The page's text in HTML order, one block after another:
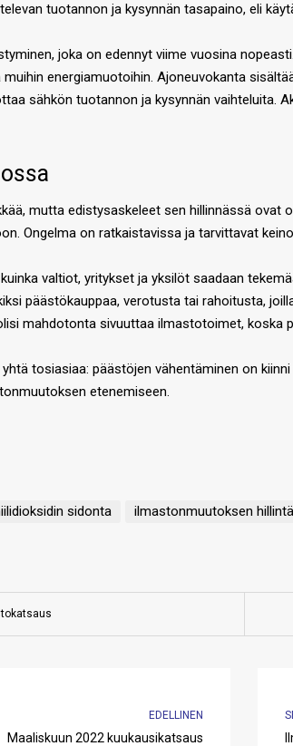
tuotannon ja kysynnän tasapaino, eli
joka on edennyt viime vuosina
energiamuotoihin. Ajoneuvokanta
sähkön tuotannon ja kysynnän vaihteluita.
mutta edistysaskeleet sen hillinnässä ovat
Ongelma on ratkaistavissa ja tarvittavat
valtiot, yritykset ja yksilöt saadaan
päästökauppaa, verotusta tai rahoitusta,
mahdotonta sivuuttaa ilmastotoimet, koska
tosiasiaa: päästöjen vähentäminen on
etenemiseen.
sidonta ilmastonmuutoksen hillintä
EDELLINEN
Maaliskuun 2022 kuukausikatsaus